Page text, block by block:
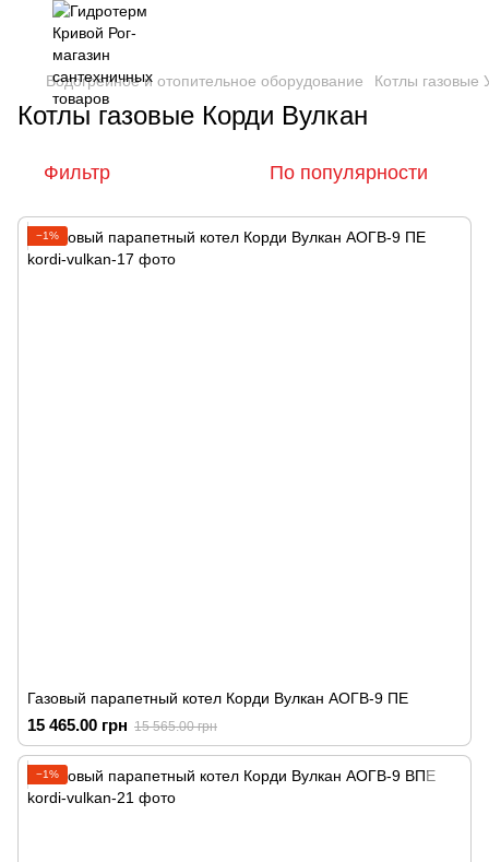
Водогрейное и отопительное оборудование Котлы газовые
Котлы газовые Корди Вулкан
Фильтр По популярности
−1%
Газовый парапетный котел Корди Вулкан АОГВ-9 ПЕ
15 465.00 грн 15 565.00 грн
−1%